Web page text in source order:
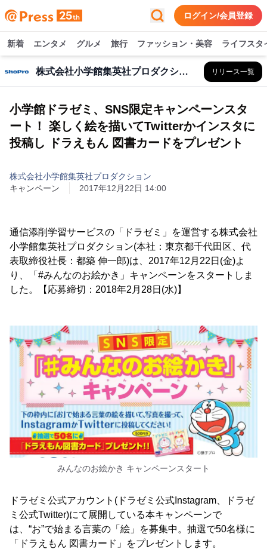
ログイン/会員登録
新着 エンタメ グルメ 旅行 ファッション・美容 ライフスタ
株式会社小学館集英社プロダクション リリース一覧
小学館ドラゼミ、SNS限定キャンペーンスタ
ート！ 楽しく絵を描いてTwitterかインスタに
投稿し ドラえもん 図書カードをプレゼント
株式会社小学館集英社プロダクション
キャンペーン
2017年12月22日 14:00
通信添削学習サービスの「ドラゼミ」を運営する株式会社
小学館集英社プロダクション(本社：東京都千代田区、代
表取締役社長：都築 伸一郎)は、2017年12月22日(金)よ
り、「#みんなのお絵かき」キャンペーンをスタートしま
した。【応募締切：2018年2月28日(水)】
みんなのお絵かき キャンペーンスタート
ドラゼミ公式アカウント(ドラゼミ公式Instagram、ドラゼ
ミ公式Twitter)にて展開している本キャンペーンで
は、“お”で始まる言葉の「絵」を募集中。抽選で50名様に
「ドラえもん 図書カード」をプレゼントします。